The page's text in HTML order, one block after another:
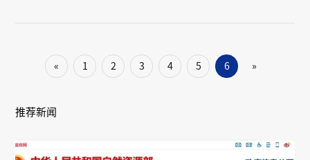
单位）应当依照本条例规定开展公平竞争审查。第三条公平竞
« 1 2 3 4 5 6 »
推荐新闻